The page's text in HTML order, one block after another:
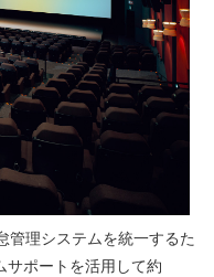
管理システムを統一するた
サポートを活用して約